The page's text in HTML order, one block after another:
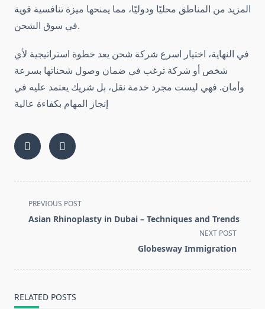
المزيد من المناطق محليًا ودوليًا، مما يمنحها ميزة تنافسية قوية
في سوق الشحن.
في النهاية، اختيار اسرع شركة شحن يعد خطوة استراتيجية لأي
شخص أو شركة ترغب في ضمان وصول شحناتها بسرعة
وأمان. فهي ليست مجرد خدمة نقل، بل شريك يعتمد عليه في
إنجاز المهام بكفاءة عالية
<span
class="nav-
text">Page</span>
PREVIOUS POST
Asian Rhinoplasty in Dubai – Techniques and Trends
NEXT POST
Globesway Immigration
RELATED POSTS